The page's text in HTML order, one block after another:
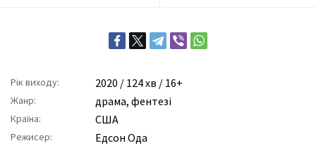
Рік виходу: 2020 / 124 хв / 16+
Жанр: драма, фентезі
Країна: США
Режисер: Едсон Ода